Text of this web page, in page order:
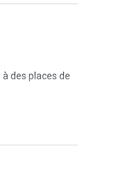
des places de
espace